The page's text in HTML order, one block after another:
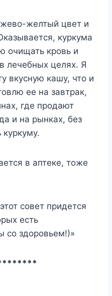
желтый цвет и
куркума
очищать кровь и
лечебных целях. Я
вкусную кашу, что и
ее на завтрак,
где продают
и на рынках, без
в аптеке, тоже
совет придется
есть
со здоровьем!)»